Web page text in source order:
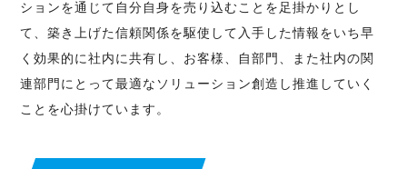
ションを通じて自分自身を売り込むことを足掛かりとし
て、築き上げた信頼関係を駆使して入手した情報をいち早
く効果的に社内に共有し、お客様、自部門、また社内の関
連部門にとって最適なソリューション創造し推進していく
ことを心掛けています。